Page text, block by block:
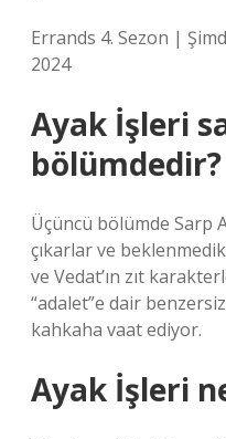
Errands 4. Sezon |
2024
Ayak İşleri
bölümdedir?
Üçüncü bölümde Sarp
çıkarlar ve
ve Vedat’ın zıt
“adalet”e dair
kahkaha vaat ediyor.
Ayak İşleri